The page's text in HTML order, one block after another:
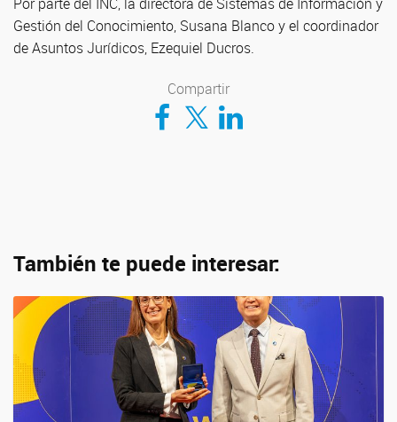
Gestión del Conocimiento, Susana Blanco y el coordinador
de Asuntos Jurídicos, Ezequiel Ducros.
Compartir
Compartir en Facebook
Compartir en TwitterCompartir en LinkedIn
También te puede interesar: